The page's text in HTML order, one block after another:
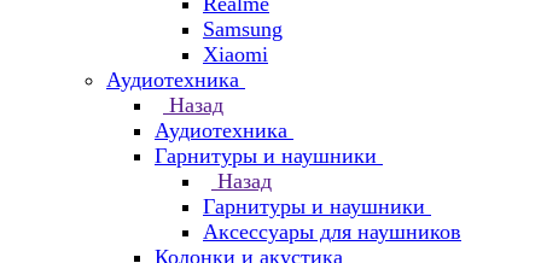
Samsung
Xiaomi
Аудиотехника
Назад
Аудиотехника
Гарнитуры и наушники
Назад
Гарнитуры и наушники
Аксессуары для наушников
Колонки и акустика